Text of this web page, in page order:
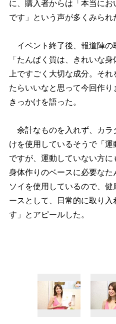
に、購入者からは「本当に
です」という声が多くみられ
イベント終了後、報道陣の
「たんぱく質は、きれいな
上ですごく大切な成分。そ
たらいいなと思って今回作
きっかけを語った。
余計なものを入れず、カラ
けを使用しているそうで「
ですが、運動していない方に
身体作りのベースに必要なた
ソイを使用しているので、
ースとして、日常的に取り
す」とアピールした。